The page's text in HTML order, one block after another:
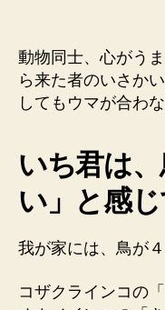
い
ち
君
は、
ク
ラ
イ
コ
ち
動物同士、心がう
ら来た者のいさか
してもウマが合わ
いち君は
い」と感
我が家には、鳥が４
コザクラインコの